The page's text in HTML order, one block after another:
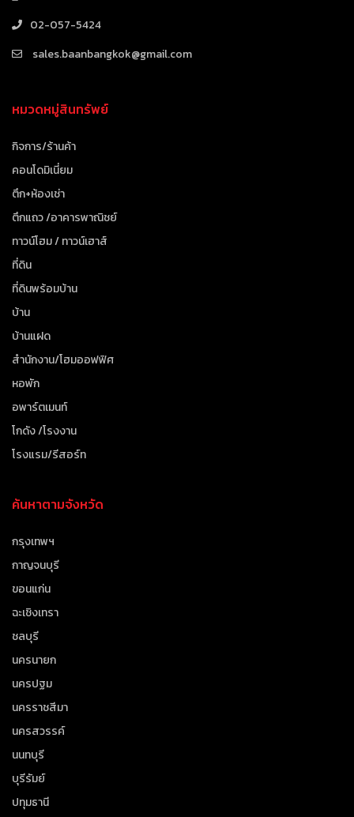
02-057-5424
sales.baanbangkok@gmail.com
หมวดหมู่สินทรัพย์
กิจการ/ร้านค้า
คอนโดมิเนี่ยม
ตึก+ห้องเช่า
ตึกแถว /อาคารพาณิชย์
ทาวน์โฮม / ทาวน์เฮาส์
ที่ดิน
ที่ดินพร้อมบ้าน
บ้าน
บ้านแฝด
สำนักงาน/โฮมออฟฟิศ
หอพัก
อพาร์ตเมนท์
โกดัง /โรงงาน
โรงแรม/รีสอร์ท
ค้นหาตามจังหวัด
กรุงเทพฯ
กาญจนบุรี
ขอนแก่น
ฉะเชิงเทรา
ชลบุรี
นครนายก
นครปฐม
นครราชสีมา
นครสวรรค์
นนทบุรี
บุรีรัมย์
ปทุมธานี